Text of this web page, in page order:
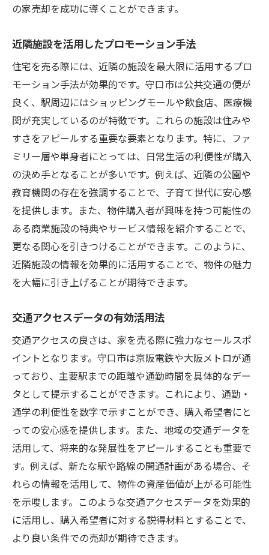
の家売却を成功に導くことができます。
近隣施設を活用したプロモーション手法
住宅を売る際には、近隣の施設を最大限に活用するプロ
モーション手法が効果的です。守口市は公共交通の便が
良く、駅周辺にはショッピングモールや飲食店、医療機
関が充実しているのが特徴です。これらの施設は住みや
すさをアピールする重要な要素となります。特に、ファ
ミリー層や単身者にとっては、日常生活の利便性が購入
の決め手となることが多いです。例えば、近隣の公園や
教育機関の存在を強調することで、子育て世代に安心感
を提供します。また、物件購入者が興味を持つ可能性の
ある商業施設の特典やサービス情報を紹介することで、
更なる関心を引きつけることができます。このように、
近隣施設の情報を効果的に活用することで、物件の魅力
を大幅に引き上げることが期待できます。
交通アクセスデータの有効活用法
交通アクセスの良さは、家を売る際に強力なセールスポ
イントとなります。守口市は京阪電鉄や大阪メトロが通
っており、主要駅までの距離や通勤時間を具体的なデー
タとして提示することができます。これにより、通勤・
通学の利便性を数字で示すことができ、購入希望者にと
っての安心感を提供します。また、地域の交通データを
活用して、将来的な発展性をアピールすることも重要で
す。例えば、新たな駅や路線の開通計画がある場合、そ
れらの情報を活用して、物件の資産価値が上がる可能性
を示唆します。このような交通アクセスデータを効果的
に活用し、購入希望者に対する説得材料とすることで、
より良い条件での売却が期待できます。